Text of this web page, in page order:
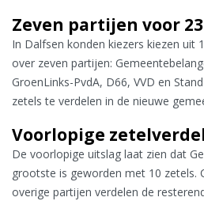
Zeven partijen voor
In Dalfsen konden kiezers kiezen uit
over zeven partijen:
GroenLinks-PvdA, D66, VVD en
zetels te verdelen in de nieuwe
Voorlopige
De voorlopige uitslag laat zien dat
grootste is geworden met 10 zetels.
overige partijen verdelen de